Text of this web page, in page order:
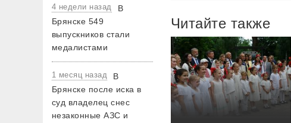
4 недели назад
В
Брянске 549
выпускников стали
медалистами
1 месяц назад
В
Брянске после иска в
суд владелец снес
незаконные АЗС и
Читайте также